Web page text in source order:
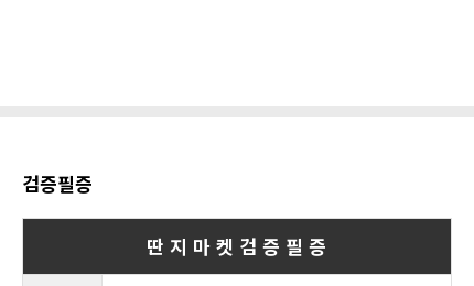
검증필증
딴 지 마 켓 검 증 필 증